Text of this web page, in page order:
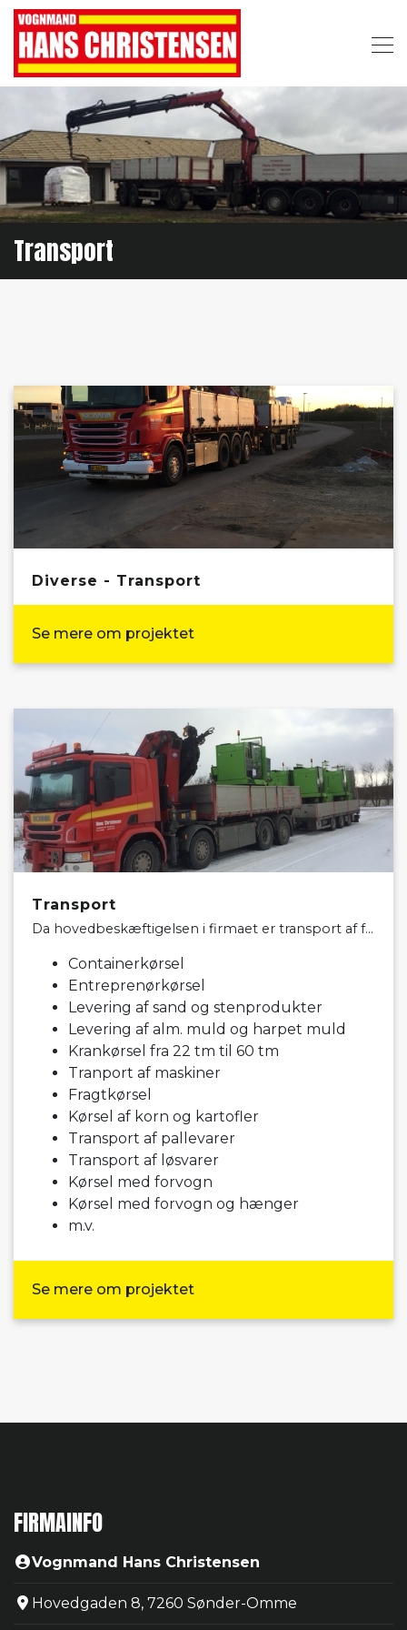
Gå
hovedindhold
Transport
Diverse - Transport
Se mere om projektet
Transport
Da hovedbeskæftigelsen i firmaet er transport af forskellig gods udfører vi en lang række forskellige opgaver. Her kan bla. nævnes:
Containerkørsel
Entreprenørkørsel
Levering af sand og stenprodukter
Levering af alm. muld og harpet muld
Krankørsel fra 22 tm til 60 tm
Tranport af maskiner
Fragtkørsel
Kørsel af korn og kartofler
Transport af pallevarer
Transport af løsvarer
Kørsel med forvogn
Kørsel med forvogn og hænger
m.v.
Se mere om projektet
FIRMAINFO
Vognmand Hans Christensen
Hovedgaden 8, 7260 Sønder-Omme